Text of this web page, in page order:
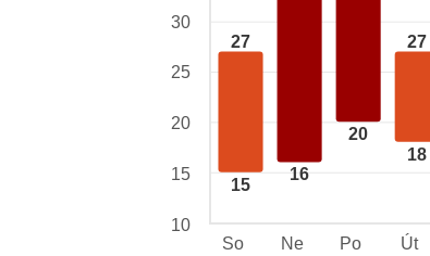
27
15
16
20
27
18
30
25
20
15
10
So
Ne Po Út